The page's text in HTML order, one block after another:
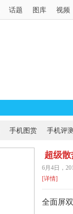
话题 图库 视频
手机图赏 手机评
超级
机震撼
6月4日，
[详情]
全面屏